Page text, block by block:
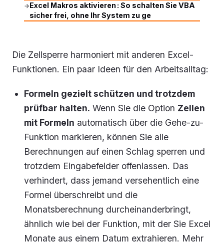
→Excel Makros aktivieren : So schalten Sie VBA
sicher frei, ohne Ihr System zu ge
Die Zellsperre harmoniert mit anderen Excel-
Funktionen. Ein paar Ideen für den Arbeitsalltag:
Formeln gezielt schützen und trotzdem
prüfbar halten. Wenn Sie die Option Zellen
mit Formeln automatisch über die Gehe-zu-
Funktion markieren, können Sie alle
Berechnungen auf einen Schlag sperren und
trotzdem Eingabefelder offenlassen. Das
verhindert, dass jemand versehentlich eine
Formel überschreibt und die
Monatsberechnung durcheinanderbringt,
ähnlich wie bei der Funktion, mit der Sie Excel
Monate aus einem Datum extrahieren. Mehr